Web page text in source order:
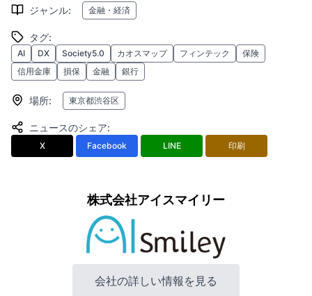
ジャンル: 金融・経済
タグ:
AI DX Society5.0 カオスマップ フィンテック
保険
信用金庫
損保 金融 銀行
場所: 東京都渋谷区
ニュースのシェア:
X Facebook LINE 印刷
株式会社アイスマイリー
会社の詳しい情報を見る